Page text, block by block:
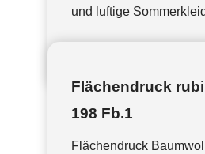
und luftige
Flächendruck
198 Fb.1
Flächendruck